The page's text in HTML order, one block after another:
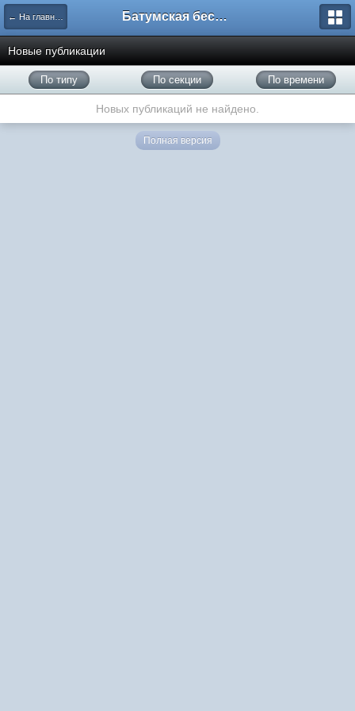
← На главную Батумская беседка
Новые публикации
По типу По секции По времени
Новых публикаций не найдено.
Полная версия